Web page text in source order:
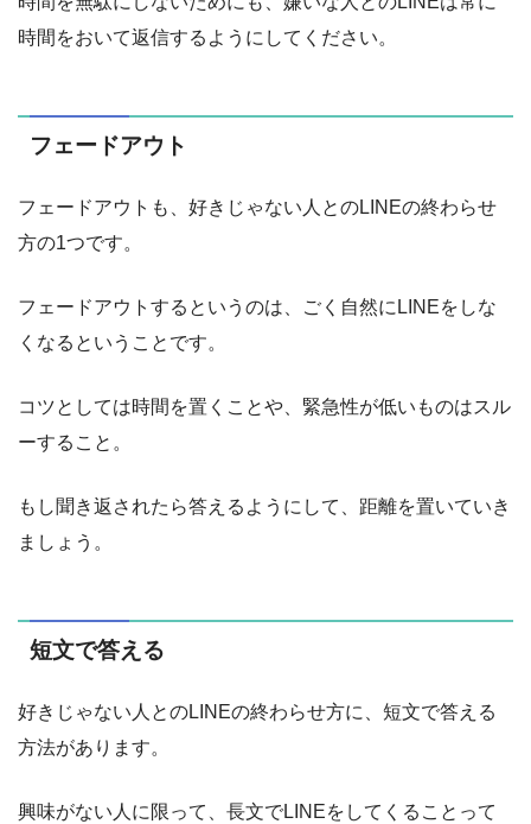
時間をおいて返信するようにしてください。
フェードアウト
フェードアウトも、好きじゃない人とのLINEの終わらせ
方の1つです。
フェードアウトするというのは、ごく自然にLINEをしな
くなるということです。
コツとしては時間を置くことや、緊急性が低いものはスル
ーすること。
もし聞き返されたら答えるようにして、距離を置いていき
ましょう。
短文で答える
好きじゃない人とのLINEの終わらせ方に、短文で答える
方法があります。
興味がない人に限って、長文でLINEをしてくることって